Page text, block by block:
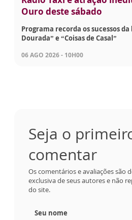
Ouro deste sábado
Programa recorda os sucessos
Dourada” e “Coisas de Casal”
06 AGO 2026 - 10H00
Seja o
comentar
Os comentários e avaliações são
exclusiva de seus autores e não
do site.
Seu nome